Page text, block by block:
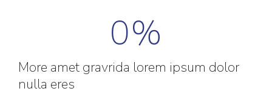
More amet gravrida lorem ipsum dolor
nulla eres
0%